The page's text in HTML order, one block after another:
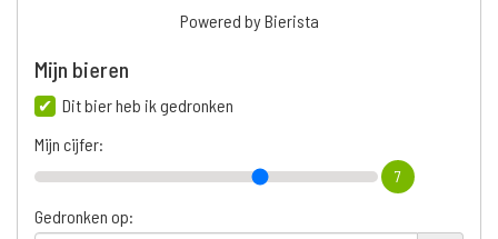
Powered by Bierista
Mijn bieren
Dit bier heb ik gedronken
Mijn cijfer:
7
Gedronken op: